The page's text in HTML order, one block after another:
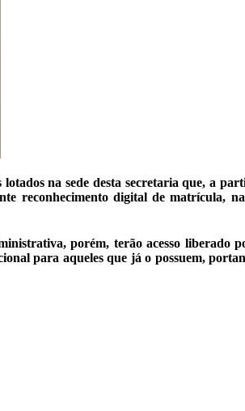
na sede desta secretaria que, a
reconhecimento digital de matrícula,
porém, terão acesso liberado
para aqueles que já o possuem,